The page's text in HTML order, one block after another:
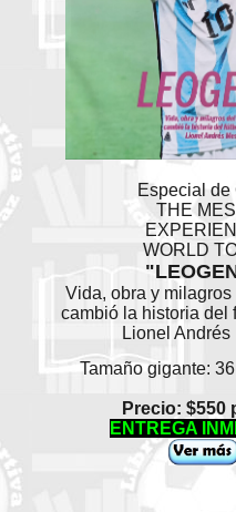
Especial de
THE
WORLD
Vida, obra y
cambió la historia del
Lionel Andrés
Tamaño gigante:
Precio: $550
ENTREGA